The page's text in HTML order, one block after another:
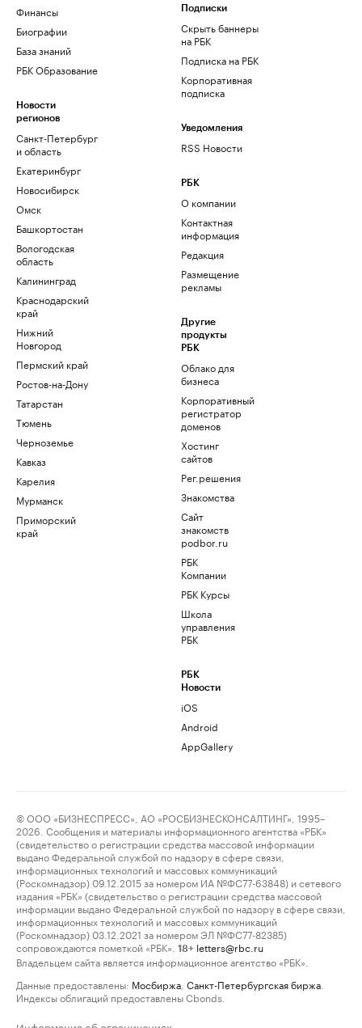
Финансы
Биографии
База знаний
РБК Образование
Новости
регионов
Санкт-Петербург
и область
Екатеринбург
Новосибирск
Омск
Башкортостан
Вологодская
область
Калининград
Краснодарский
край
Нижний
Новгород
Пермский край
Ростов-на-Дону
Татарстан
Тюмень
Черноземье
Кавказ
Карелия
Мурманск
Приморский
край
Подписки
Скрыть баннеры
на РБК
Подписка на РБК
Корпоративная
подписка
Уведомления
RSS Новости
РБК
О компании
Контактная
информация
Редакция
Размещение
рекламы
Другие
продукты
РБК
Облако для
бизнеса
Корпоративный
регистратор
доменов
Хостинг
сайтов
Рег.решения
Знакомства
Сайт
знакомств
podbor.ru
РБК
Компании
РБК Курсы
Школа
управления
РБК
РБК
Новости
iOS
Android
AppGallery
© ООО «БИЗНЕСПРЕСС», АО «РОСБИЗНЕСКОНСАЛТИНГ», 1995–
2026. Сообщения и материалы информационного агентства «РБК»
(свидетельство о регистрации средства массовой информации
выдано Федеральной службой по надзору в сфере связи,
информационных технологий и массовых коммуникаций
(Роскомнадзор) 09.12.2015 за номером ИА №ФС77-63848) и сетевого
издания «РБК» (свидетельство о регистрации средства массовой
информации выдано Федеральной службой по надзору в сфере связи,
информационных технологий и массовых коммуникаций
(Роскомнадзор) 03.12.2021 за номером ЭЛ №ФС77-82385)
сопровождаются пометкой «РБК».
18+ letters@rbc.ru
Владельцем сайта является информационное агентство «РБК».
Данные предоставлены: Мосбиржа Санкт-Петербургская биржа
Индексы облигаций предоставлены Cbonds.